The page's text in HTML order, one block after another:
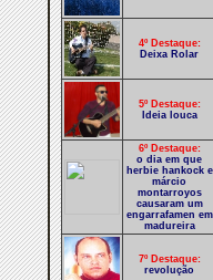
4º Destaque:
Deixa Rolar
5º Destaque:
Ideia louca
6º Destaque:
o dia em que
herbie hankock e
márcio
montarroyos
causaram um
engarrafamen em
madureira
7º Destaque:
revolução